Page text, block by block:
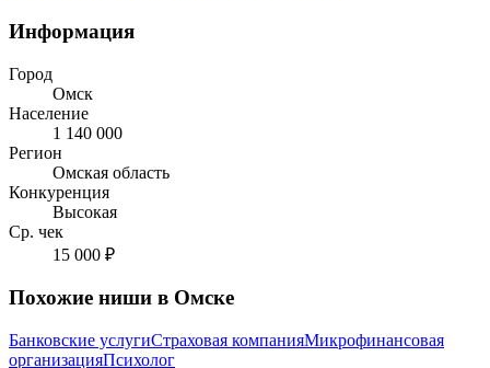
Информация
Город
Омск
Население
1 140 000
Регион
Омская область
Конкуренция
Высокая
Ср. чек
15 000 ₽
Похожие ниши в Омске
Банковские услугиСтраховая компанияМикрофинансовая
организацияПсихолог